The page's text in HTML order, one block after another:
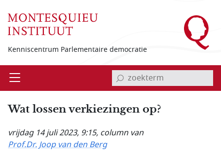
Kenniscentrum Parlementaire democratie
Open invoerveld zoekterm
Wat lossen verkiezingen op?
vrijdag 14 juli 2023, 9:15, column van
Prof.Dr. Joop van den Berg